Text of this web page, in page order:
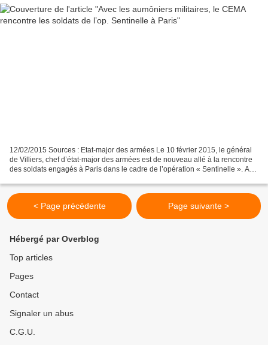
12/02/2015 Sources : Etat-major des armées Le 10 février 2015, le général
de Villiers, chef d’état-major des armées est de nouveau allé à la rencontre
des soldats engagés à Paris dans le cadre de l’opération « Sentinelle ». A
< Page précédente Page suivante >
Hébergé par Overblog
Top articles
Pages
Contact
Signaler un abus
C.G.U.